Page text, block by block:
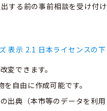
する前の事前相談を受け付
表示 2.1 日本ライセンスの下
変できます。
自由に作成可能です。
典（本市等のデータを利用